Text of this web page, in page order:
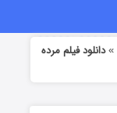
»دانلود فیلم مرده